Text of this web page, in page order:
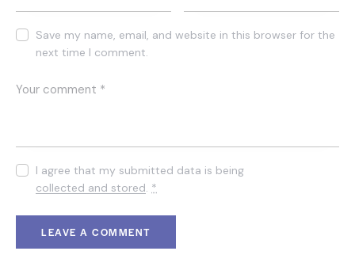
Save my name, email, and website in this browser for the
next time I comment.
I agree that my submitted data is being
collected and stored *